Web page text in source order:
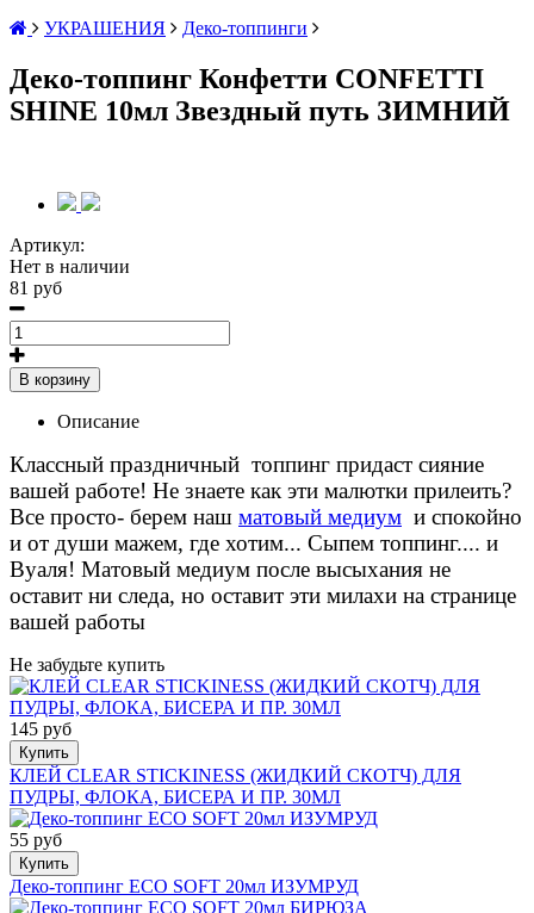
УКРАШЕНИЯ
Деко-топпинги
Деко-топпинг Конфетти CONFETTI
SHINE 10мл Звездный путь ЗИМНИЙ
Артикул:
Нет в наличии
81 руб
В корзину
Описание
Классный праздничный топпинг придаст сияние
вашей работе! Не знаете как эти малютки прилеить?
Все просто- берем наш матовый медиум и спокойно
и от души мажем, где хотим... Сыпем топпинг.... и
Вуаля! Матовый медиум после высыхания не
оставит ни следа, но оставит эти милахи на странице
вашей работы
Не забудьте купить
145 руб
Купить
КЛЕЙ CLEAR STICKINESS (ЖИДКИЙ СКОТЧ) ДЛЯ
ПУДРЫ, ФЛОКА, БИСЕРА И ПР. 30МЛ
55 руб
Купить
Деко-топпинг ECO SOFT 20мл ИЗУМРУД